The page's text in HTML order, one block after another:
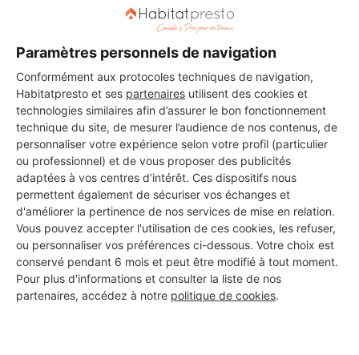
Paramètres personnels de navigation
Conformément aux protocoles techniques de navigation,
Habitatpresto et ses partenaires utilisent des cookies et
technologies similaires afin d’assurer le bon fonctionnement
technique du site, de mesurer l’audience de nos contenus, de
personnaliser votre expérience selon votre profil (particulier
ou professionnel) et de vous proposer des publicités
adaptées à vos centres d’intérêt. Ces dispositifs nous
permettent également de sécuriser vos échanges et
d'améliorer la pertinence de nos services de mise en relation.
Vous pouvez accepter l'utilisation de ces cookies, les refuser,
ou personnaliser vos préférences ci-dessous. Votre choix est
conservé pendant 6 mois et peut être modifié à tout moment.
Pour plus d'informations et consulter la liste de nos
partenaires, accédez à notre politique de cookies.
Les 2 autres Carreleurs pour
vos travaux à Fuveau
MARECOS SARL
Fuveau
21 ans d'expérience
Voir sa fiche